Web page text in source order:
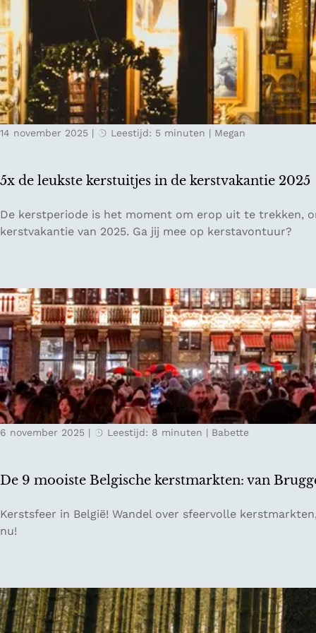
s
w
e
r
k
s
v
o
o
r
L
i
l
l
n
L
u
x
e
m
b
u
-
t
a
5x de leukste kerstuitjes in de kerstvakantie 2025
14 november 2025 | Leestijd: 5 minuten | Megan
5
x
e
u
k
s
t
e
k
e
r
u
t
j
i
n
d
De kerstperiode is het moment om erop uit te trekken,
kerstvakantie van 2025. Ga jij mee op kerstavontuur?
De 9 mooiste Belgische kerstmarkten: van
6 november 2025 | Leestijd: 8 minuten | Babette
D
e
o
i
Kerstsfeer in België! Wandel over sfeervolle
nu!